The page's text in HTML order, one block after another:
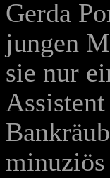
Gerda
jungen
sie nur